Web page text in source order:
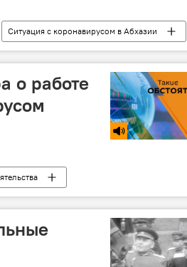
Ситуация с коронавирусом в Абхазии
о работе